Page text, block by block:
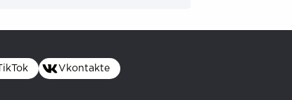
TikTok Vkontakte